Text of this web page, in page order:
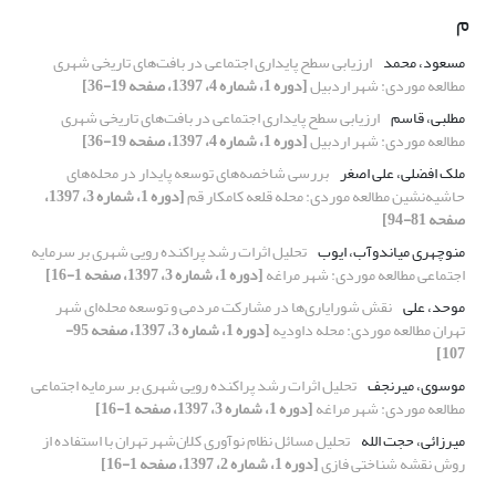
م
مسعود، محمد ارزیابی سطح پایداری اجتماعی در بافت‌های تاریخی شهری
مطالعه موردی: شهر اردبیل[دوره 1، شماره 4، 1397، صفحه 19-36]
مطلبی، قاسم ارزیابی سطح پایداری اجتماعی در بافت‌های تاریخی شهری
مطالعه موردی: شهر اردبیل[دوره 1، شماره 4، 1397، صفحه 19-36]
ملک افضلی، علی اصغر بررسی شاخصه‌های توسعه پایدار در محله‌های
حاشیه‌نشین مطالعه موردی: محله قلعه کامکار قم [دوره 1، شماره 3، 1397،
صفحه 81-94]
منوچهری میاندوآب، ایوب تحلیل اثرات رشد پراکنده رویی شهری بر سرمایه
اجتماعی مطالعه موردی: شهر مراغه[دوره 1، شماره 3، 1397، صفحه 1-16]
موحد، علی نقش شورایاری‌ها در مشارکت مردمی و توسعه محله‌ای شهر
تهران مطالعه موردی: محله داودیه [دوره 1، شماره 3، 1397، صفحه 95-
107]
موسوی، میرنجف تحلیل اثرات رشد پراکنده رویی شهری بر سرمایه اجتماعی
مطالعه موردی: شهر مراغه[دوره 1، شماره 3، 1397، صفحه 1-16]
میرزائی، حجت الله تحلیل مسائل نظام نوآوری کلان‌شهر تهران با استفاده از
روش نقشه شناختی فازی[دوره 1، شماره 2، 1397، صفحه 1-16]